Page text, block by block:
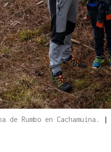
Rumbo en Cachamuina. |